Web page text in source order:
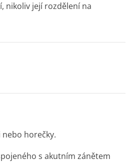
nikoliv její rozdělení na
horečky.
s akutním zánětem